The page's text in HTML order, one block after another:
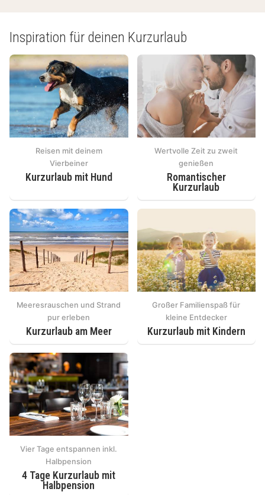
Inspiration für deinen Kurzurlaub
Reisen mit deinem
Vierbeiner
Kurzurlaub mit Hund
Wertvolle Zeit zu zweit
genießen
Romantischer
Kurzurlaub
Meeresrauschen und Strand
pur erleben
Kurzurlaub am Meer
Großer Familienspaß für
kleine Entdecker
Kurzurlaub mit Kindern
Vier Tage entspannen inkl.
Halbpension
4 Tage Kurzurlaub mit
Halbpension